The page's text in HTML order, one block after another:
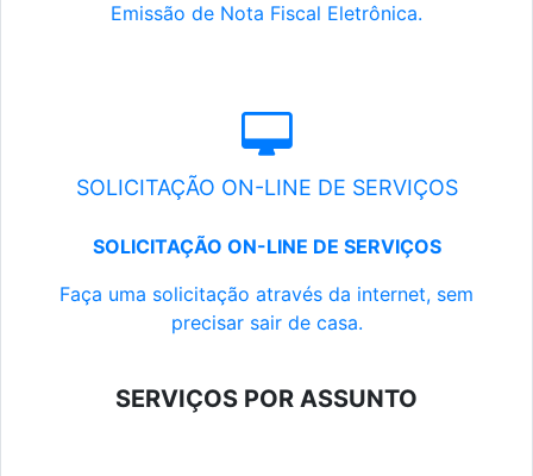
Emissão de Nota Fiscal Eletrônica.
SOLICITAÇÃO ON-LINE DE SERVIÇOS
SOLICITAÇÃO ON-LINE DE SERVIÇOS
Faça uma solicitação através da internet, sem
precisar sair de casa.
SERVIÇOS POR ASSUNTO